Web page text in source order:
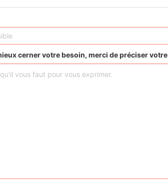
cerner votre besoin, merci de préciser